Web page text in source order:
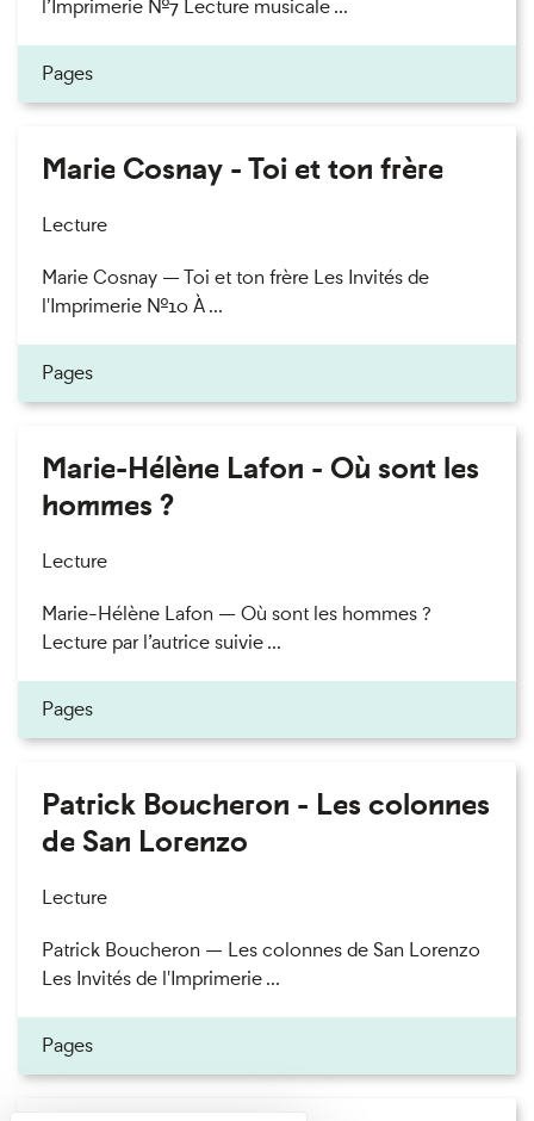
l’Imprimerie n°7 Lecture musicale ...
Pages
Marie Cosnay - Toi et ton frère
Lecture
Marie Cosnay — Toi et ton frère Les Invités de
l'Imprimerie n°10 À ...
Pages
Marie-Hélène Lafon - Où sont les
hommes ?
Lecture
Marie-Hélène Lafon — Où sont les hommes ?
Lecture par l’autrice suivie ...
Pages
Patrick Boucheron - Les colonnes
de San Lorenzo
Lecture
Patrick Boucheron — Les colonnes de San Lorenzo
Les Invités de l'Imprimerie ...
Pages